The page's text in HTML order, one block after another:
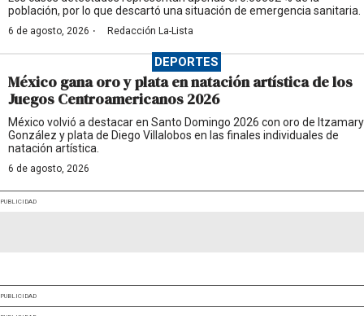
población, por lo que descartó una situación de emergencia sanitaria.
6 de agosto, 2026 · Redacción La-Lista
DEPORTES
México gana oro y plata en natación artística de los
Juegos Centroamericanos 2026
México volvió a destacar en Santo Domingo 2026 con oro de Itzamary
González y plata de Diego Villalobos en las finales individuales de
natación artística.
6 de agosto, 2026
PUBLICIDAD
PUBLICIDAD